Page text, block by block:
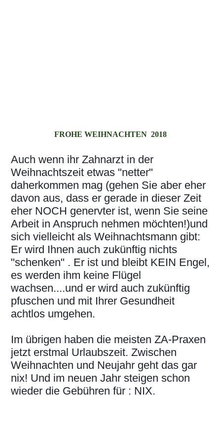
FROHE WEIHNACHTEN 2018
Auch wenn ihr Zahnarzt in der
Weihnachtszeit etwas "netter"
daherkommen mag (gehen Sie aber eher
davon aus, dass er gerade in dieser Zeit
eher NOCH genervter ist, wenn Sie seine
Arbeit in Anspruch nehmen möchten!)und
sich vielleicht als Weihnachtsmann gibt:
Er wird Ihnen auch zukünftig nichts
"schenken" . Er ist und bleibt KEIN Engel,
es werden ihm keine Flügel
wachsen....und er wird auch zukünftig
pfuschen und mit Ihrer Gesundheit
achtlos umgehen.
Im übrigen haben die meisten ZA-Praxen
jetzt erstmal Urlaubszeit. Zwischen
Weihnachten und Neujahr geht das gar
nix! Und im neuen Jahr steigen schon
wieder die Gebühren für : NIX.